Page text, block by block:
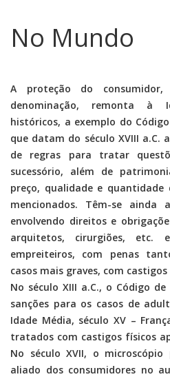
No Mundo
A proteção do
denominação, remonta à
históricos, a exemplo do
que datam do século XVIII a.C.
de regras para tratar
sucessório, além de
preço, qualidade e
mencionados. Têm-se ainda
envolvendo direitos e
arquitetos, cirurgiões, etc.
empreiteiros, com penas
casos mais graves, com
No século XIII a.C., o Código
sanções para os casos de
Idade Média, século XV –
tratados com castigos físicos
No século XVII, o
aliado dos consumidores no